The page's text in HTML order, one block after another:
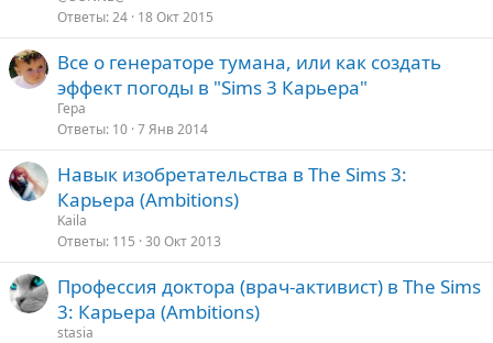
Ответы 24 18 Окт 2015
Все о генераторе тумана, или как создать
эффект погоды в "Sims 3 Карьера"
Гера
Ответы 10 7 Янв 2014
Навык изобретательства в The Sims 3:
Карьера (Ambitions)
Kaila
Ответы 115 30 Окт 2013
Профессия доктора (врач-активист) в The Sims
3: Карьера (Ambitions)
stasia